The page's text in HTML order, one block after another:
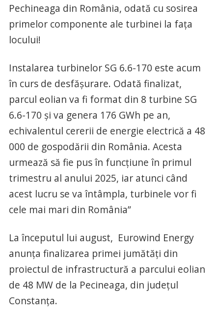
Pechineaga din România, odată cu sosirea
primelor componente ale turbinei la fața
locului!
Instalarea turbinelor SG 6.6-170 este acum
în curs de desfășurare. Odată finalizat,
parcul eolian va fi format din 8 turbine SG
6.6-170 și va genera 176 GWh pe an,
echivalentul cererii de energie electrică a 48
000 de gospodării din România. Acesta
urmează să fie pus în funcțiune în primul
trimestru al anului 2025, iar atunci când
acest lucru se va întâmpla, turbinele vor fi
cele mai mari din România”
La începutul lui august, Eurowind Energy
anunța finalizarea primei jumătăți din
proiectul de infrastructură a parcului eolian
de 48 MW de la Pecineaga, din județul
Constanța.